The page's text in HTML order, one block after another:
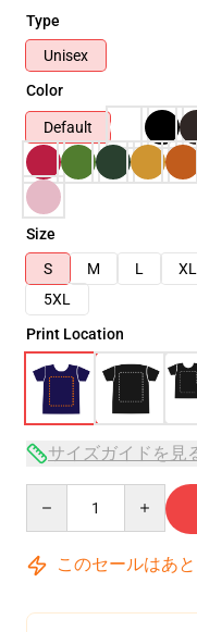
Type
Unisex
Color
Default
Size
S
M L XL
5XL
Print Location
サイズガイドを見
このセールはあと